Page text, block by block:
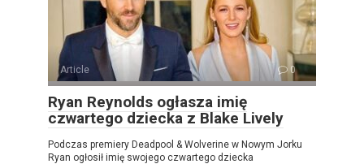
Article 0
Ryan Reynolds ogłasza imię
czwartego dziecka z Blake Lively
Podczas premiery Deadpool & Wolverine w Nowym Jorku
Ryan ogłosił imię swojego czwartego dziecka